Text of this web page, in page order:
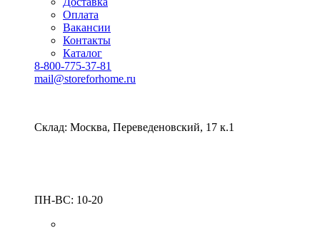
Оплата
Вакансии
Контакты
Каталог
8-800-775-37-81
mail@storeforhome.ru
Склад: Москва, Переведеновский, 17 к.1
ПН-ВС: 10-20